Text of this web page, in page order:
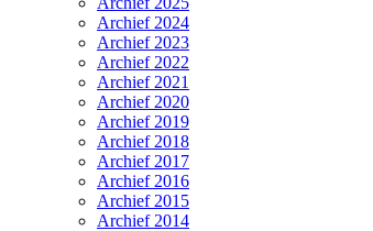
Archief 2024
Archief 2023
Archief 2022
Archief 2021
Archief 2020
Archief 2019
Archief 2018
Archief 2017
Archief 2016
Archief 2015
Archief 2014